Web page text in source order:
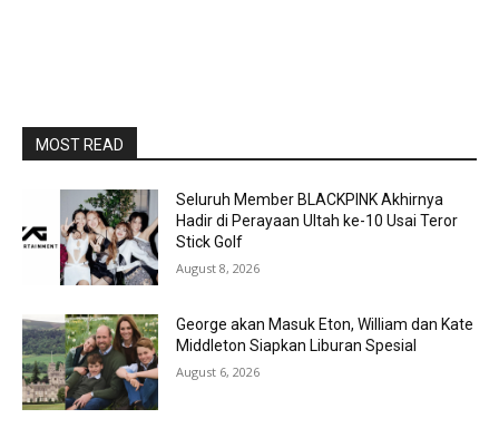
MOST READ
Seluruh Member BLACKPINK Akhirnya
Hadir di Perayaan Ultah ke-10 Usai Teror
Stick Golf
August 8, 2026
George akan Masuk Eton, William dan Kate
Middleton Siapkan Liburan Spesial
August 6, 2026